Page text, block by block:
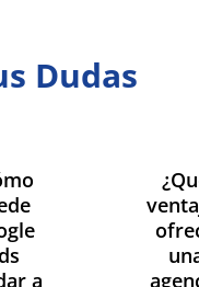
Dudas
a